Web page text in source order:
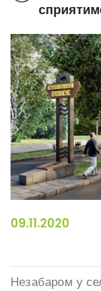
09.11.2020
Незабаром у